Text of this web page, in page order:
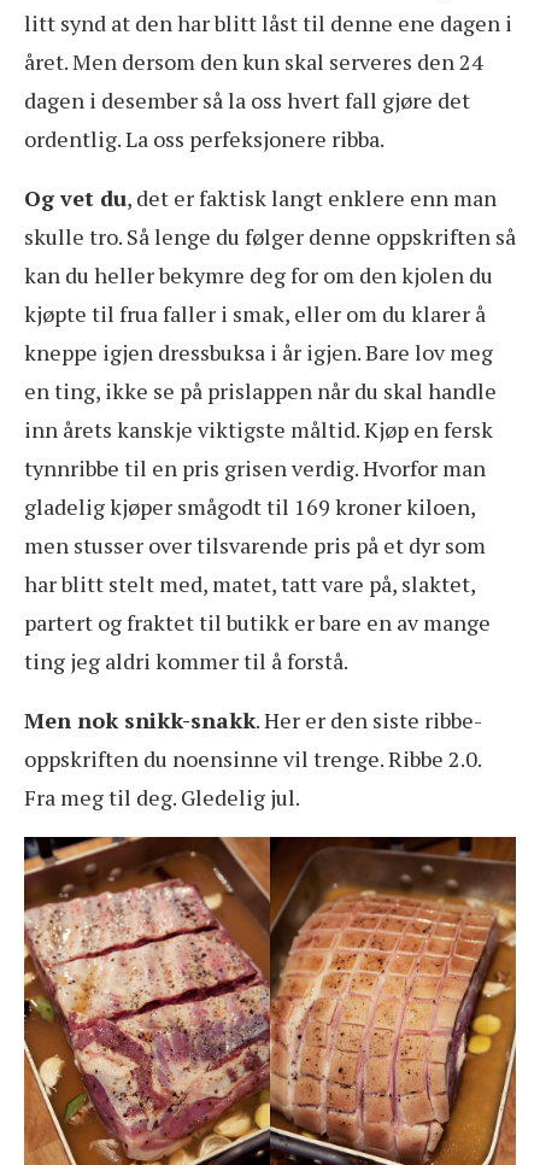
litt synd at den har blitt låst til denne ene dagen i
året. Men dersom den kun skal serveres den 24
dagen i desember så la oss hvert fall gjøre det
ordentlig. La oss perfeksjonere ribba.
Og vet du, det er faktisk langt enklere enn man
skulle tro. Så lenge du følger denne oppskriften så
kan du heller bekymre deg for om den kjolen du
kjøpte til frua faller i smak, eller om du klarer å
kneppe igjen dressbuksa i år igjen. Bare lov meg
en ting, ikke se på prislappen når du skal handle
inn årets kanskje viktigste måltid. Kjøp en fersk
tynnribbe til en pris grisen verdig. Hvorfor man
gladelig kjøper smågodt til 169 kroner kiloen,
men stusser over tilsvarende pris på et dyr som
har blitt stelt med, matet, tatt vare på, slaktet,
partert og fraktet til butikk er bare en av mange
ting jeg aldri kommer til å forstå.
Men nok snikk-snakk. Her er den siste ribbe-
oppskriften du noensinne vil trenge. Ribbe 2.0.
Fra meg til deg. Gledelig jul.